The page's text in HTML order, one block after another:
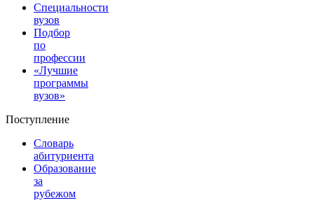
Специальности
вузов
Подбор
по
профессии
«Лучшие
программы
вузов»
Поступление
Словарь
абитуриента
Образование
за
рубежом